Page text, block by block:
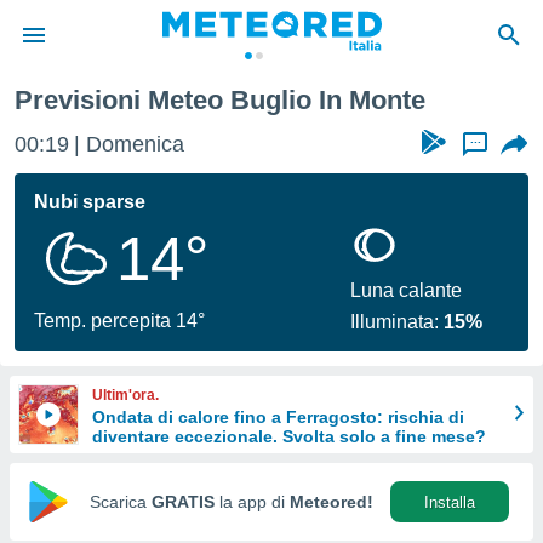
di
per
le
di
Web
Previsioni Meteo Buglio In Monte
00:19 Domenica ...
Nubi sparse
14°
Temp. percepita 14°
Luna calante
Illuminata: 15%
Ultim'ora.
Ondata di calore fino a Ferragosto: rischia di
diventare eccezionale. Svolta solo a fine mese?
Scarica GRATIS la app di Meteored! Installa